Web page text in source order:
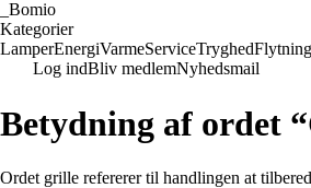
Bomio
Kategorier
LamperEnergiVarmeServiceTryghedFlytning
Log indBliv medlemNyhedsmail
Betydning af ordet
Ordet grille refererer til handlingen at